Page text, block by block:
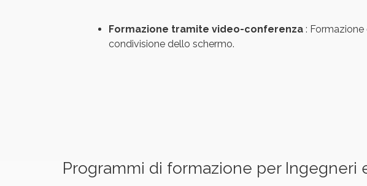
Formazione tramite video-conferenza :
condivisione dello schermo.
Programmi di formazione per Ingegneri